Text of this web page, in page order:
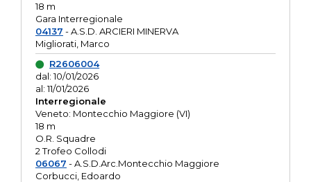
18 m
Gara Interregionale
04137 - A.S.D. ARCIERI MINERVA
Migliorati, Marco
R2606004
dal: 10/01/2026
al: 11/01/2026
Interregionale
Veneto: Montecchio Maggiore (VI)
18 m
O.R. Squadre
2 Trofeo Collodi
06067 - A.S.D.Arc.Montecchio Maggiore
Corbucci, Edoardo